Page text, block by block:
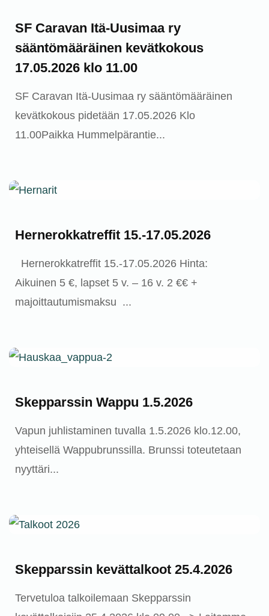
SF Caravan Itä-Uusimaa ry
sääntömääräinen kevätkokous
17.05.2026 klo 11.00
SF Caravan Itä-Uusimaa ry sääntömääräinen
kevätkokous pidetään 17.05.2026 Klo
11.00Paikka Hummelpärantie...
Hernerokkatreffit 15.-17.05.2026
Hernerokkatreffit 15.-17.05.2026 Hinta:
Aikuinen 5 €, lapset 5 v. – 16 v. 2 €€ +
majoittautumismaksu ...
Skepparssin Wappu 1.5.2026
Vapun juhlistaminen tuvalla 1.5.2026 klo.12.00,
yhteisellä Wappubrunssilla. Brunssi toteutetaan
nyyttäri...
Skepparssin kevättalkoot 25.4.2026
Tervetuloa talkoilemaan Skepparssin